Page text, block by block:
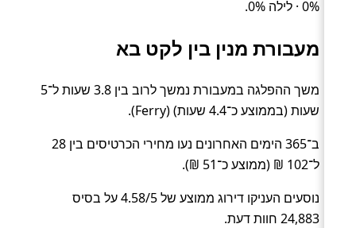
0% · לילה 0%.
מעבורת מנין בין לקט בא
משך ההפלגה במעבורת נמשך לרוב בין 3.8 שעות ל־5
שעות (בממוצע כ־4.4 שעות) (Ferry).
ב־365 הימים האחרונים נעו מחירי הכרטיסים בין 28
ל־102 ₪ (ממוצע כ־51 ₪).
נוסעים העניקו דירוג ממוצע של 4.58/5 על בסיס
24,883 חוות דעת.